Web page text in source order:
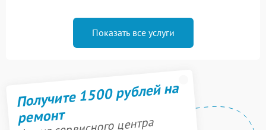
Показать все услуги
Получите 1500 рублей на
ремонт